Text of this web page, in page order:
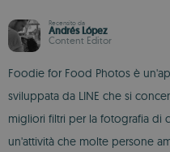
Recensito da
Andrés López
Content Editor
Foodie for Food Photos è
sviluppata da LINE che si
migliori filtri per la fotografia di
un'attività che molte persone